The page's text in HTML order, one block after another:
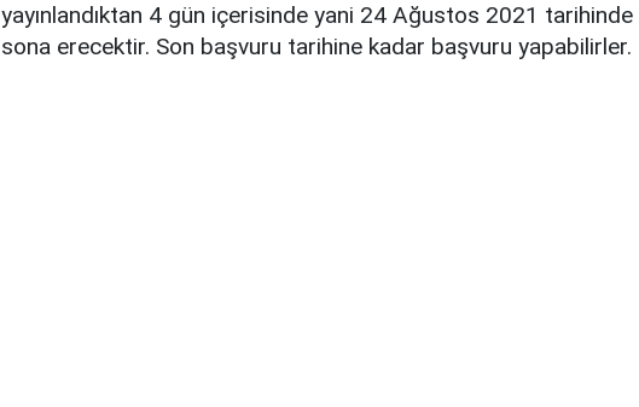
yayınlandıktan 4 gün içerisinde yani 24 Ağustos 2021 tarihinde
sona erecektir. Son başvuru tarihine kadar başvuru yapabilirler.